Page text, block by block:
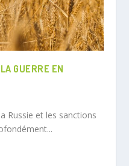
GUERRE EN
Russie et les sanctions